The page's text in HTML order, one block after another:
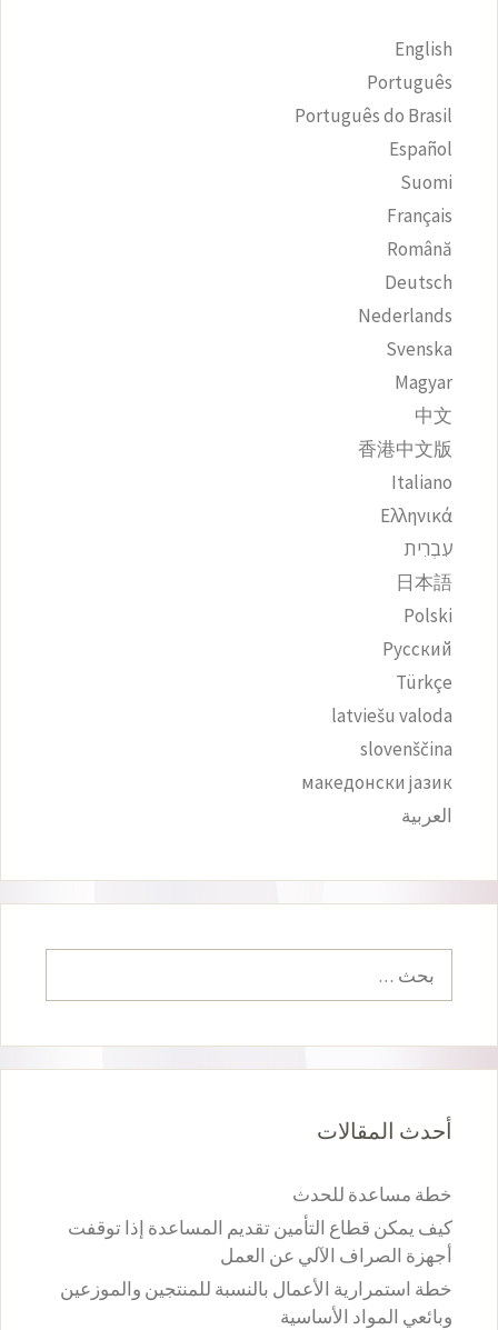
English
Português
Português do Brasil
Español
Suomi
Français
Română
Deutsch
Nederlands
Svenska
Magyar
中文
香港中文版
Italiano
Ελληνικά
עִבְרִית
日本語
Polski
Русский
Türkçe
latviešu valoda
slovenščina
македонски јазик
العربية
عن:
أحدث المقالات
خطة مساعدة للحدث
كيف يمكن قطاع التأمين تقديم المساعدة إذا توقفت
أجهزة الصراف الآلي عن العمل
خطة استمرارية الأعمال بالنسبة للمنتجين والموزعين
وبائعي المواد الأساسية